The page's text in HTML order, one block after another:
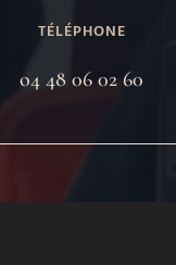
TÉLÉPHONE
o4 48 06 02 60